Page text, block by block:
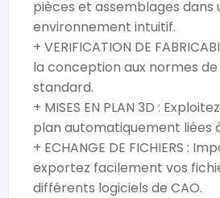
pièces et assemblages dans
environnement intuitif.
+ VERIFICATION DE
la conception aux normes
standard.
+ MISES EN PLAN 3D :
plan automatiquement liées
+ ECHANGE DE FICHIERS :
exportez facilement vos
différents logiciels de CAO.